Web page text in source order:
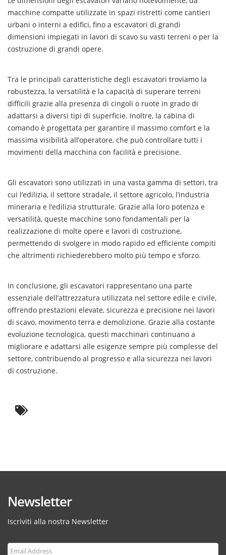
macchine compatte utilizzate in spazi ristretti come cantieri
urbani o interni a edifici, fino a escavatori di grandi
dimensioni impiegati in lavori di scavo su vasti terreni o per la
costruzione di grandi opere.
Tra le principali caratteristiche degli escavatori troviamo la
robustezza, la versatilità e la capacità di superare terreni
difficili grazie alla presenza di cingoli o ruote in grado di
adattarsi a diversi tipi di superficie. Inoltre, la cabina di
comando è progettata per garantire il massimo comfort e la
massima visibilità all’operatore, che può controllare tutti i
movimenti della macchina con facilità e precisione.
Gli escavatori sono utilizzati in una vasta gamma di settori, tra
cui l’edilizia, il settore stradale, il settore agricolo, l’industria
mineraria e l’edilizia strutturale. Grazie alla loro potenza e
versatilità, queste macchine sono fondamentali per la
realizzazione di molte opere e lavori di costruzione,
permettendo di svolgere in modo rapido ed efficiente compiti
che altrimenti richiederebbero molto più tempo e sforzo.
In conclusione, gli escavatori rappresentano una parte
essenziale dell’attrezzatura utilizzata nel settore edile e civile,
offrendo prestazioni elevate, sicurezza e precisione nei lavori
di scavo, movimento terra e demolizione. Grazie alla costante
evoluzione tecnologica, questi macchinari continuano a
migliorare e adattarsi alle esigenze sempre più complesse del
settore, contribuendo al progresso e alla sicurezza nei lavori
di costruzione.
Newsletter
Iscriviti alla nostra Newsletter